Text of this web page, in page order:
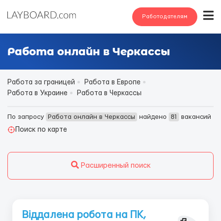
Работодателям
Работа онлайн в Черкассы
Работа за границей
Работа в Европе
Работа в Украине
Работа в Черкассы
По запросу Работа онлайн в Черкассы найдено 81
вакансий
Поиск по карте
Расширенный поиск
Віддалена робота на ПК,